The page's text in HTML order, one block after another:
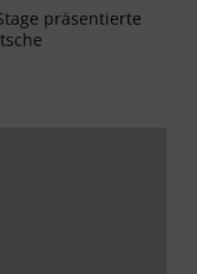
präsentierte